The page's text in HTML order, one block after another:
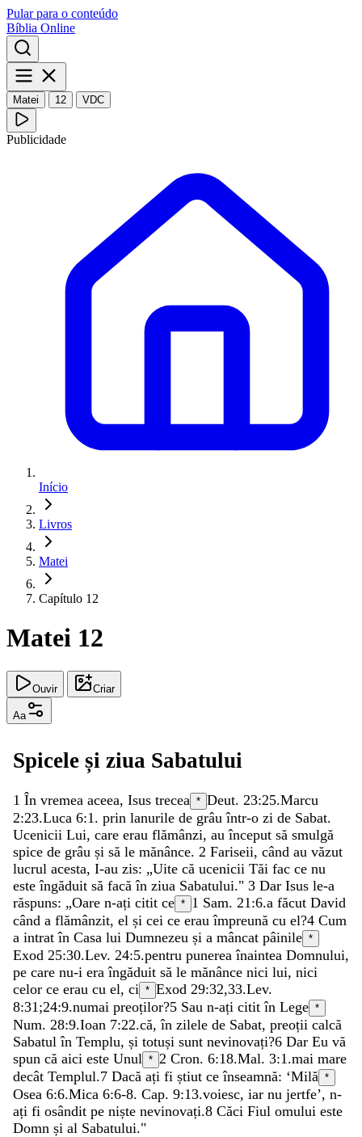
Pular para o conteúdo
Bíblia Online
Matei 12 VDC
Publicidade
Início
Livros
Matei
Capítulo 12
Matei 12
Ouvir Criar
Aa
Spicele și ziua Sabatului
1 În vremea aceea, Isus trecea * Deut. 23:25.Marcu
2:23.Luca 6:1 . prin lanurile de grâuîntr-o zi de Sabat.
Ucenicii Lui, care erau flămânzi, auînceput să smulgă
spice de grâu și să le mănânce. 2 Fariseii, când au văzut
lucrul acesta, I-au zis: „Uite că ucenicii Tăi fac ce nu
esteîngăduit să facăîn ziua Sabatului." 3 Dar Isus le-a
răspuns: „Oare n-ați citit ce * 1 Sam. 21:6.a făcut David
când a flămânzit, el și cei ce erauîmpreună cu el?4 Cum
a intratîn Casa lui Dumnezeu și a mâncat pâinile *
Exod 25:30.Lev. 24:5.pentru punereaînaintea Domnului,
pe care nu-i eraîngăduit să le mănânce nici lui, nici
celor ce erau cu el, ci * Exod 29:32,33.Lev.
8:31 ;24:9.numai preoților?5 Sau n-ați cititîn Lege *
Num. 28:9.Ioan 7:22.că,în zilele de Sabat, preoții calcă
Sabatulîn Templu, și totuși sunt nevinovați?6 Dar Eu vă
spun că aici este Unul * 2 Cron. 6:18.Mal. 3:1 .mai mare
decât Templul.7 Dacă ați fi știut ceînseamnă: ‘Milă *
Osea 6:6.Mica 6:6-8. Cap. 9:13.voiesc, iar nu jertfe’, n-
ați fi osândit pe niște nevinovați.8 Căci Fiul omului este
Domn și al Sabatului."